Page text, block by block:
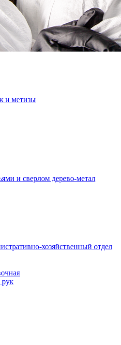
и метизы
и сверлом дерево-метал
хозяйственный отдел
рук